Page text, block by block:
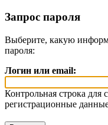
Запрос пароля
Выберите, какую
пароля:
Логин или email:
Контрольная строка
регистрационные